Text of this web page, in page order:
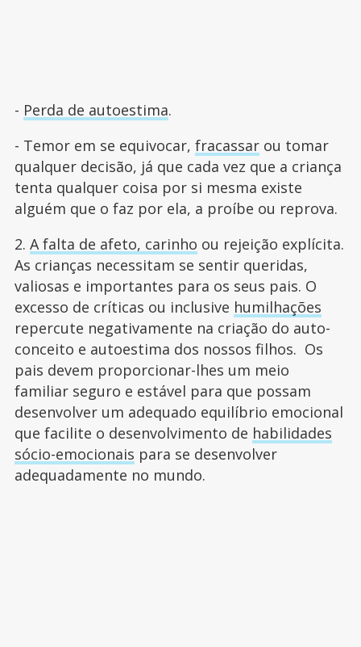
- Perda de autoestima.
- Temor em se equivocar, fracassarou tomar
qualquer decisão, já que cada vez que a criança
tenta qualquer coisa por si mesma existe
alguém que o faz por ela, a proíbe ou reprova.
2. A falta de afeto, carinho ou rejeição explícita.
As crianças necessitam se sentir queridas,
valiosas e importantes para os seus pais. O
excesso de críticas ou inclusive humilhações
repercute negativamente na criação do auto-
conceito e autoestima dos nossos filhos. Os
pais devem proporcionar-lhes um meio
familiar seguro e estável para que possam
desenvolver um adequado equilíbrio emocional
que facilite o desenvolvimento de habilidades
sócio-emocionais para se desenvolver
adequadamente no mundo.